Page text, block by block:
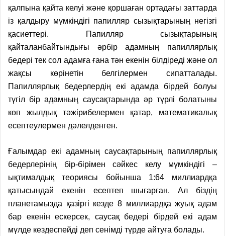
қалпына қайта келуі және қоршаған ортадағы заттарда
із қалдыру мүмкіндігі папилляр сызықтарының негізгі
қасиеттері. Папилляр сызықтарының
қайталанбайтындығы әрбір адамның папиллярлық
бедері тек сол адамға ғана тән екенін білдіреді және ол
жақсы көрінетін белгілермен сипатталады.
Папиллярлық бедерлердің екі адамда бірдей болуы
түгіл бір адамның саусақтарында әр түрлі болатыны
көп жылдық тәжірибелермен қатар, математикалық
есептеулермен дәлелденген.
Ғалымдар екі адамның саусақтарының папиллярлық
бедерлерінің бір-бірімен сәйкес келу мүмкіндігі –
ықтималдық теориясы бойынша 1:64 миллиардқа
қатысындай екенін есептеп шығарған. Ал біздің
планетамыз­да қазіргі кезде 8 миллиардқа жуық адам
бар екенін ескерсек, саусақ бедері бірдей екі адам
мүлде кездеспейді деп сенімді түрде айтуға болады.